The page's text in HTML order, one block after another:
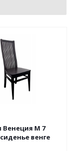
Венеция М 7
венге